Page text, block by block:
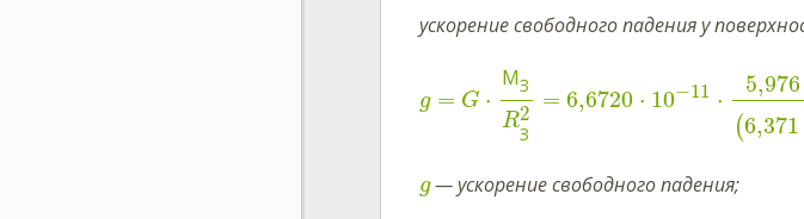
ускорение свободного падения у
g = G ⋅
МЗ
R2
З
= 6,6720 ⋅ 10−11 ⋅
5,976
(6,371
g— ускорение свободного падения;